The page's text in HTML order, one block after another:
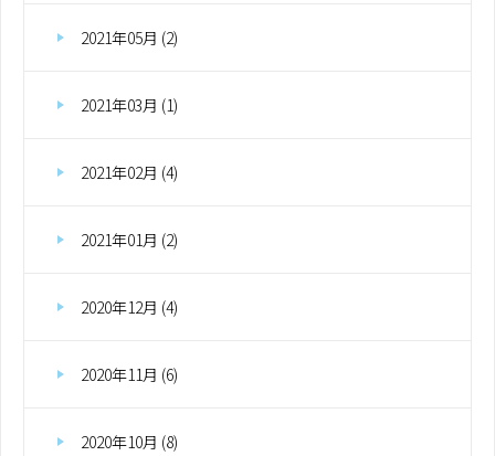
2021年05月 (2)
2021年03月 (1)
2021年02月 (4)
2021年01月 (2)
2020年12月 (4)
2020年11月 (6)
2020年10月 (8)